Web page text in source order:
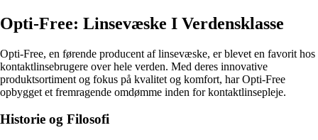
Opti-Free: Linsevæske I Verdensklasse
Opti-Free, en førende producent af linsevæske, er blevet en favorit hos
kontaktlinsebrugere over hele verden. Med deres innovative
produktsortiment og fokus på kvalitet og komfort, har Opti-Free
opbygget et fremragende omdømme inden for kontaktlinsepleje.
Historie og Filosofi